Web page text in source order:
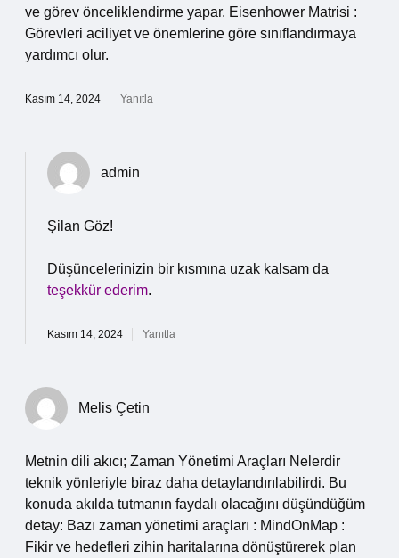
ve görev önceliklendirme yapar. Eisenhower Matrisi :
Görevleri aciliyet ve önemlerine göre sınıflandırmaya
yardımcı olur.
Kasım 14, 2024 Yanıtla
admin
Şilan Göz!
Düşüncelerinizin bir kısmına uzak kalsam da
teşekkür ederim.
Kasım 14, 2024 Yanıtla
Melis Çetin
Metnin dili akıcı; Zaman Yönetimi Araçları Nelerdir
teknik yönleriyle biraz daha detaylandırılabilirdi. Bu
konuda akılda tutmanın faydalı olacağını düşündüğüm
detay: Bazı zaman yönetimi araçları : MindOnMap :
Fikir ve hedefleri zihin haritalarına dönüştürerek plan